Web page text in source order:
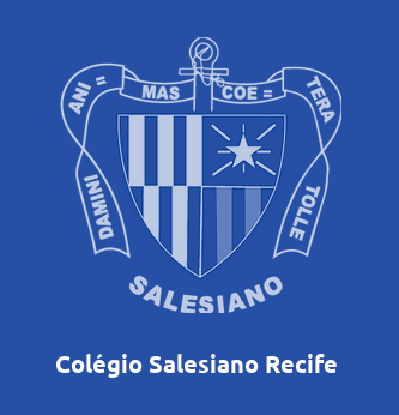
Colégio Salesiano Recife